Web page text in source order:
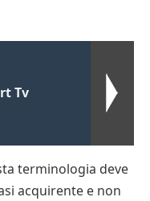
Tv
terminologia deve
acquirente e non